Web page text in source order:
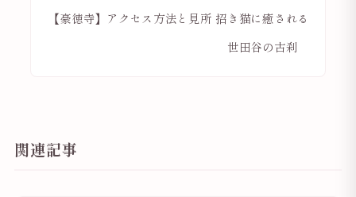
【豪徳寺】アクセス方法と見所 招き猫に癒される
世田谷の古刹
関連記事